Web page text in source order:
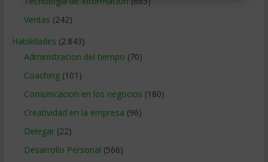
Ventas (242)
Habilidades (2.843)
Administracion del tiempo (70)
Coaching(101)
Comunicacion en los negocios (180)
Creatividad en la empresa (96)
Delegar(22)
Desarrollo Personal (566)